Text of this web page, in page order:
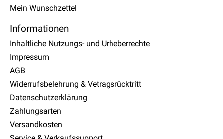
Mein Wunschzettel
Informationen
Inhaltliche Nutzungs- und Urheberrechte
Impressum
AGB
Widerrufsbelehrung & Vetragsrücktritt
Datenschutzerklärung
Zahlungsarten
Versandkosten